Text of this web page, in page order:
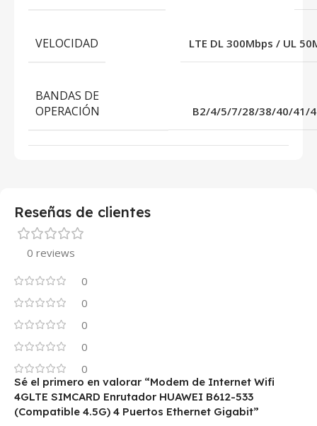
VELOCIDAD LTE DL 300Mbps / UL
BANDAS DE
OPERACIÓN
B2/4/5/7/28/38/40/41/
Reseñas de clientes
0 reviews
0
0
0
0
0
Sé el primero en valorar “Modem de Internet Wifi
4GLTE SIMCARD Enrutador HUAWEI B612-533
(Compatible 4.5G) 4 Puertos Ethernet Gigabit”